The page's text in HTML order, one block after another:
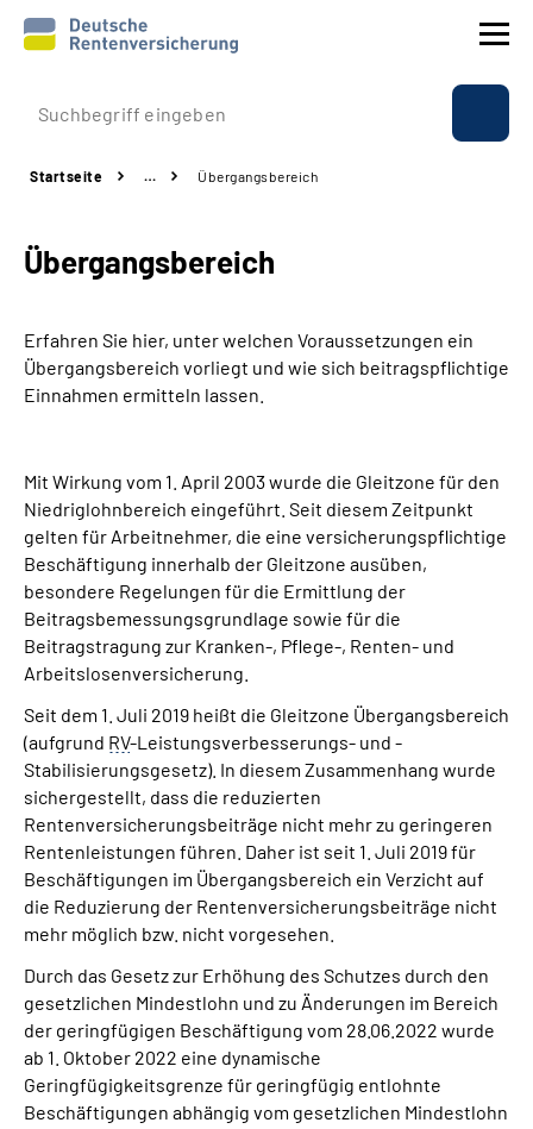
Prävention
Rente
Beratung & Kontakt
Experten
Online-Services
Suche
Language
Inhalte in Gebärdensprache (DGS)
Leichte Sprache
Mein Kundenportal
Startseite … Übergangsbereich
Übergangsbereich
Erfahren Sie hier, unter welchen Voraussetzungen ein
Übergangsbereich vorliegt und wie sich beitragspflichtige
Einnahmen ermitteln lassen.
Mit Wirkung vom 1. April 2003 wurde die Gleitzone für den
Niedriglohnbereich eingeführt. Seit diesem Zeitpunkt
gelten für Arbeitnehmer, die eine versicherungspflichtige
Beschäftigung innerhalb der Gleitzone ausüben,
besondere Regelungen für die Ermittlung der
Beitragsbemessungsgrundlage sowie für die
Beitragstragung zur Kranken-, Pflege-, Renten- und
Arbeitslosenversicherung.
Seit dem 1. Juli 2019 heißt die Gleitzone Übergangsbereich
(aufgrund RV-Leistungsverbesserungs- und -
Stabilisierungsgesetz). In diesem Zusammenhang wurde
sichergestellt, dass die reduzierten
Rentenversicherungsbeiträge nicht mehr zu geringeren
Rentenleistungen führen. Daher ist seit 1. Juli 2019 für
Beschäftigungen im Übergangsbereich ein Verzicht auf
die Reduzierung der Rentenversicherungsbeiträge nicht
mehr möglich bzw. nicht vorgesehen.
Durch das Gesetz zur Erhöhung des Schutzes durch den
gesetzlichen Mindestlohn und zu Änderungen im Bereich
der geringfügigen Beschäftigung vom 28.06.2022 wurde
ab 1. Oktober 2022 eine dynamische
Geringfügigkeitsgrenze für geringfügig entlohnte
Beschäftigungen abhängig vom gesetzlichen Mindestlohn